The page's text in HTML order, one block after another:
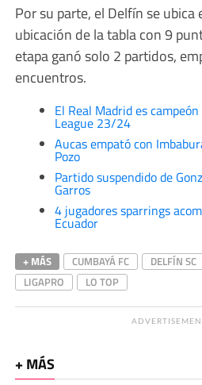
Por su parte, el Delfín se
ubicación de la tabla con 9
etapa ganó solo 2 partidos,
encuentros.
El Real Madrid es
League 23/24
Aucas empató con
Pozo
Partido suspendido de
Garros
4 jugadores sparrings
Ecuador
+ MÁS CUMBAYÁ FC DELFÍN SC
LIGAPRO
LO TOP
+ MÁS